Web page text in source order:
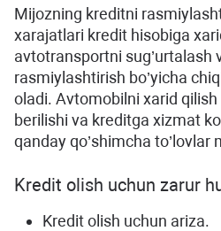
Mijozning kreditni
xarajatlari kredit hisobiga
avtotransportni sug’urtalash
rasmiylashtirish bo’yicha
oladi. Avtomobilni xarid
berilishi va kreditga xizmat
qanday qo’shimcha to’lovlar
Kredit olish uchun zarur
Kredit olish uchun ariza.